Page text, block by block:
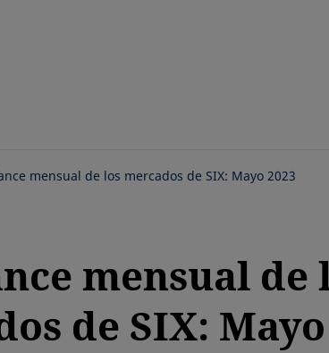
mensual de los mercados de SIX: Mayo 2023
mensual de
de SIX: